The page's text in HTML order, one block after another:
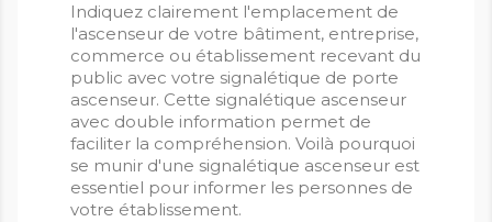
Indiquez clairement l'emplacement de
l'ascenseur de votre bâtiment, entreprise,
commerce ou établissement recevant du
public avec votre signalétique de porte
ascenseur. Cette signalétique ascenseur
avec double information permet de
faciliter la compréhension. Voilà pourquoi
se munir d'une signalétique ascenseur est
essentiel pour informer les personnes de
votre établissement.